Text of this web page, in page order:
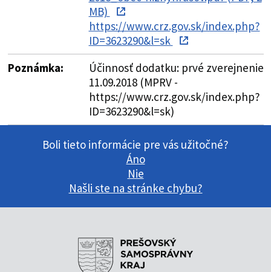
MB)
https://www.crz.gov.sk/index.php?
ID=3623290&l=sk
Poznámka:
Účinnosť dodatku: prvé zverejnenie
11.09.2018 (MPRV -
https://www.crz.gov.sk/index.php?
ID=3623290&l=sk)
Boli tieto informácie pre vás užitočné?
Áno
Nie
Našli ste na stránke chybu?